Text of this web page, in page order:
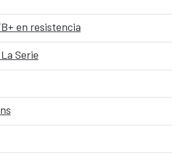
en resistencia
Serie